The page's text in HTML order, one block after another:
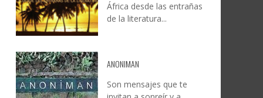
África desde las entrañas
de la literatura...
ANONIMAN
Son mensajes que te